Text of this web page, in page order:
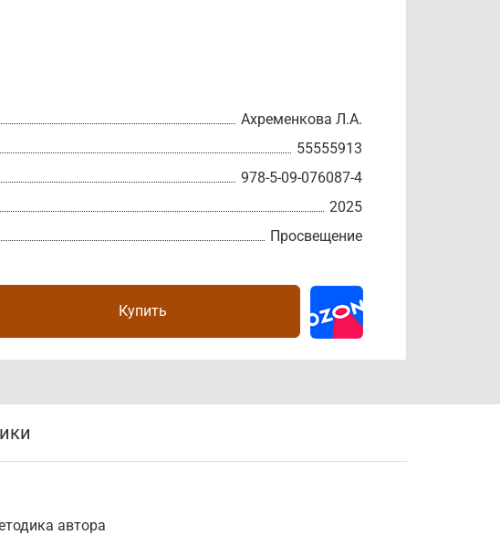
Ахременкова Л.А.
55555913
978-5-09-076087-4
2025
Просвещение
Купить
автора